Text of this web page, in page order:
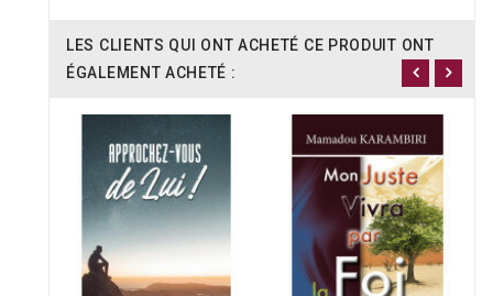
LES CLIENTS QUI ONT ACHETÉ CE PRODUIT ONT
ÉGALEMENT ACHETÉ :